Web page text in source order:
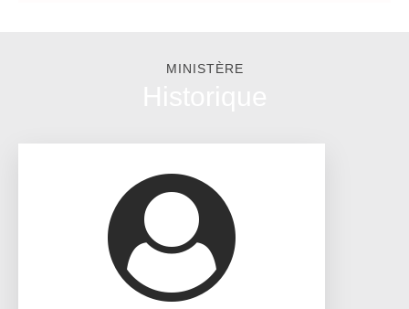
MINISTÈRE